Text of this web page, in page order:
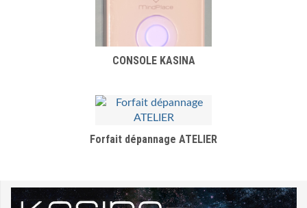
CONSOLE KASINA
Forfait dépannage ATELIER